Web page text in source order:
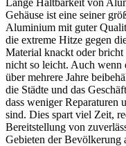
Lange Haltbarkeit von
Gehäuse ist eine seiner
Aluminium mit guter
die extreme Hitze gegen
Material knackt oder bricht
nicht so leicht. Auch wenn
über mehrere Jahre
die Städte und das
dass weniger Reparaturen
sind. Dies spart viel Zeit,
Bereitstellung von
Gebieten der Bevölkerung